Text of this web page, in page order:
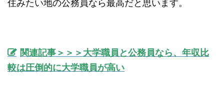
住みたい地の公務員なら最高だと思います。
関連記事＞＞＞大学職員と公務員なら、年収比
較は圧倒的に大学職員が高い